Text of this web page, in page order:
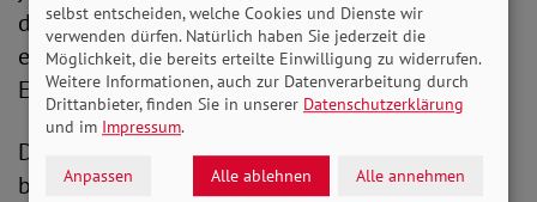
davon im Verkehrsbereich. 4,7 Milliarden
entfallen auf die Landwirtschaft, 4,1 Milliarden
Euro auf die Industrie.
Der SoVD hat bereits mehrfacht angemahnt,
beim Abbau klimaschädlicher Subventionen
selbst entscheiden, welche Cookies und Dienste wir
verwenden dürfen. Natürlich haben Sie jederzeit die
Möglichkeit, die bereits erteilte Einwilligung zu widerrufen.
Weitere Informationen, auch zur Datenverarbeitung durch
Drittanbieter, finden Sie in unserer Datenschutzerklärung
und im Impressum.
Anpassen Alle ablehnen Alle annehmen